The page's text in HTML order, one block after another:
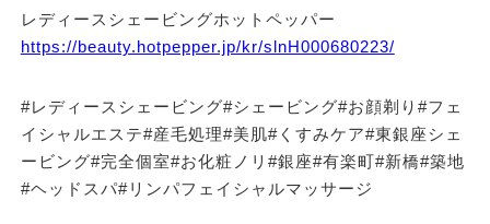
レディースシェービングホットペッパー
https://beauty.hotpepper.jp/kr/slnH000680223/
#レディースシェービング#シェービング#お顔剃り#フェ
イシャルエステ#産毛処理#美肌#くすみケア#東銀座シェ
ービング#完全個室#お化粧ノリ#銀座#有楽町#新橋#築地
#ヘッドスパ#リンパフェイシャルマッサージ